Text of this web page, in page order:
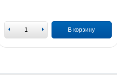
В корзину